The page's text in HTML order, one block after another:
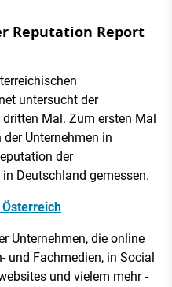
Reputation Report
untersucht der
Mal. Zum ersten Mal
Unternehmen in
der
Deutschland gemessen.
Unternehmen, die online
und Fachmedien, in Social
und vielem mehr -